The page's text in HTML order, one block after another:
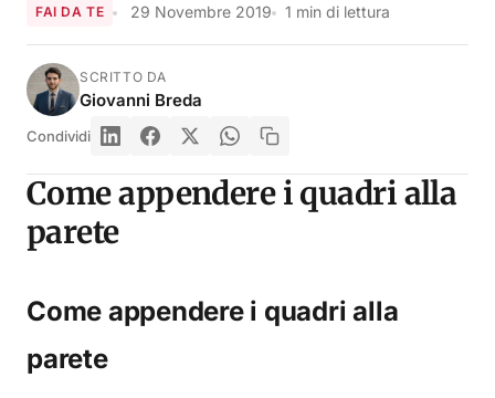
FAI DA TE 29 Novembre 2019 1 min di lettura
SCRITTO DA
Giovanni Breda
Condividi
Come appendere i quadri alla
parete
Come appendere i quadri alla
parete